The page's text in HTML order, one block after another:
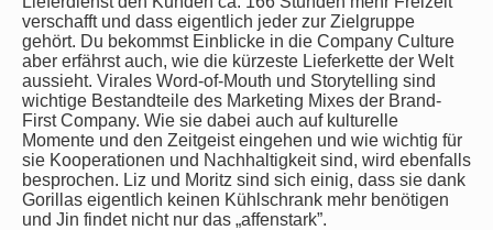
verschafft und dass eigentlich jeder zur Zielgruppe
gehört. Du bekommst Einblicke in die Company Culture
aber erfährst auch, wie die kürzeste Lieferkette der Welt
aussieht. Virales Word-of-Mouth und Storytelling sind
wichtige Bestandteile des Marketing Mixes der Brand-
First Company. Wie sie dabei auch auf kulturelle
Momente und den Zeitgeist eingehen und wie wichtig für
sie Kooperationen und Nachhaltigkeit sind, wird ebenfalls
besprochen. Liz und Moritz sind sich einig, dass sie dank
Gorillas eigentlich keinen Kühlschrank mehr benötigen
und Jin findet nicht nur das „affenstark”.